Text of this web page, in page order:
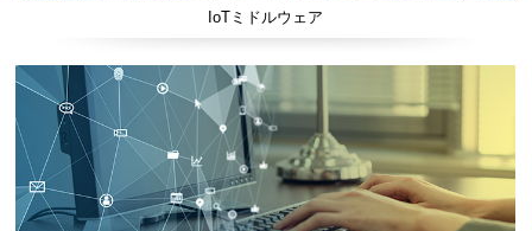
IoTミドルウェア